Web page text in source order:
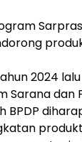
2024
Sarana
BPDP